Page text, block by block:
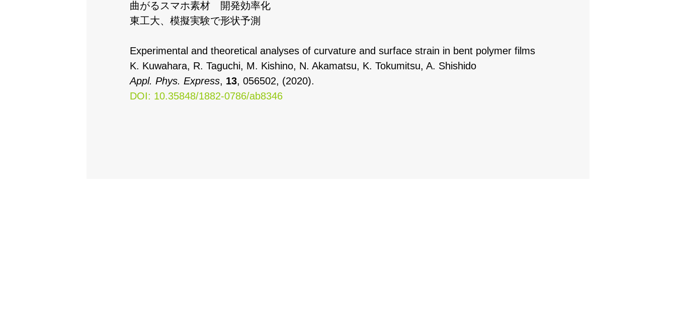
曲がるスマホ素材 開発効率化
東工大、模擬実験で形状予測
Experimental and theoretical analyses of curvature and surface strain in bent polymer films
K. Kuwahara, R. Taguchi, M. Kishino, N. Akamatsu, K. Tokumitsu, A. Shishido
Appl. Phys. Express, 13, 056502, (2020).
DOI: 10.35848/1882-0786/ab8346